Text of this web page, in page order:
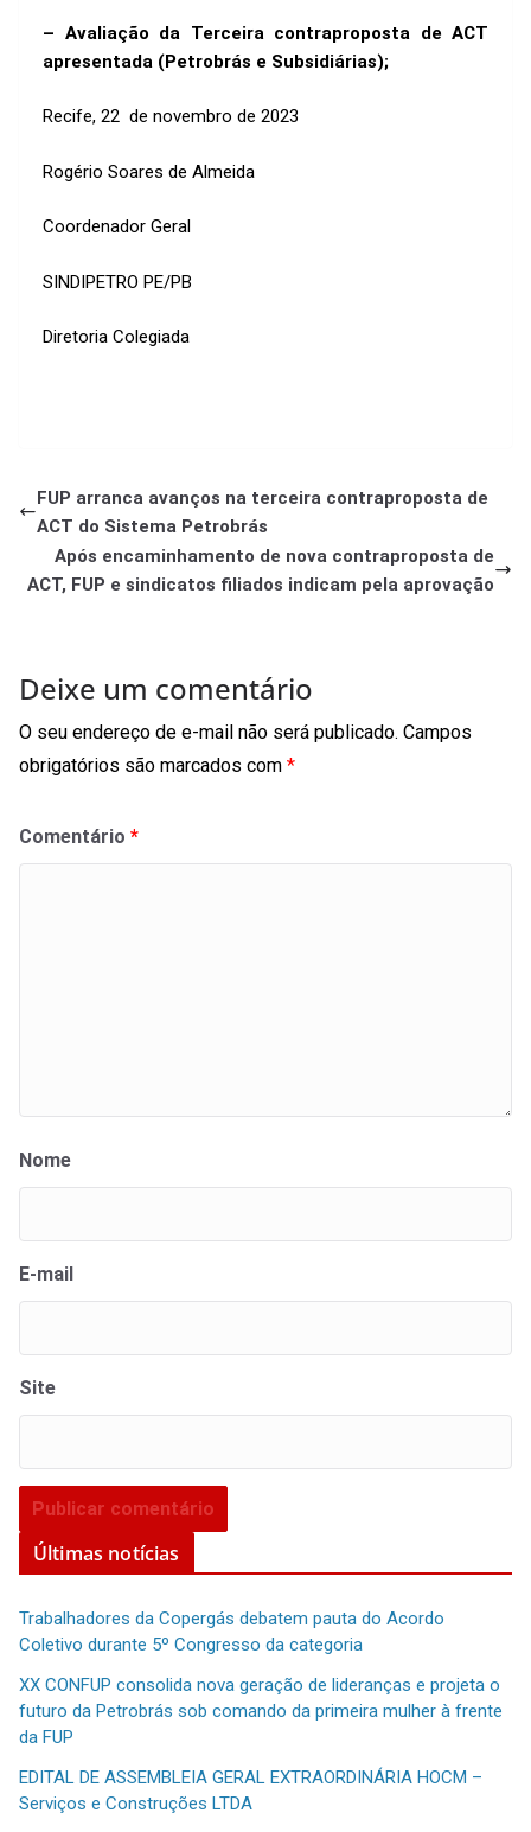
– Avaliação da Terceira contraproposta de ACT
apresentada (Petrobrás e Subsidiárias);
Recife, 22 de novembro de 2023
Rogério Soares de Almeida
Coordenador Geral
SINDIPETRO PE/PB
Diretoria Colegiada
FUP arranca avanços na terceira contraproposta de
ACT do Sistema Petrobrás
Após encaminhamento de nova contraproposta de
ACT, FUP e sindicatos filiados indicam pela aprovação
Deixe um comentário
O seu endereço de e-mail não será publicado. Campos
obrigatórios são marcados com *
Comentário *
Nome
E-mail
Site
Últimas notícias
Trabalhadores da Copergás debatem pauta do Acordo
Coletivo durante 5º Congresso da categoria
XX CONFUP consolida nova geração de lideranças e projeta o
futuro da Petrobrás sob comando da primeira mulher à frente
da FUP
EDITAL DE ASSEMBLEIA GERAL EXTRAORDINÁRIA HOCM –
Serviços e Construções LTDA